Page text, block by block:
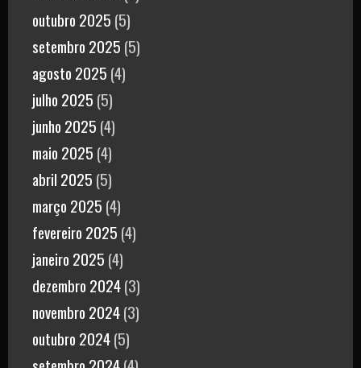
outubro 2025 (5)
setembro 2025 (5)
agosto 2025 (4)
julho 2025 (5)
junho 2025 (4)
maio 2025 (4)
abril 2025 (5)
março 2025 (4)
fevereiro 2025 (4)
janeiro 2025 (4)
dezembro 2024(3)
novembro 2024(3)
outubro 2024(5)